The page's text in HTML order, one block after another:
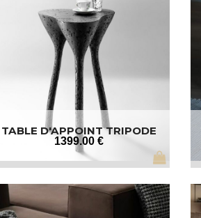
TABLE D'APPOINT TRIPODE
1399.00 €